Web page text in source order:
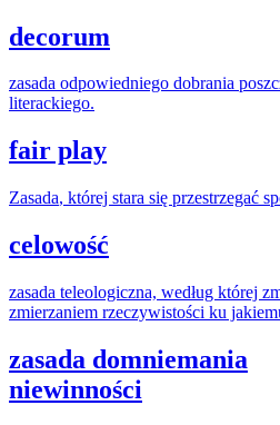
decorum
zasada odpowiedniego dobrania
literackiego.
fair play
Zasada, której stara się przestrzegać
celowość
zasada teleologiczna, według której
zmierzaniem rzeczywistości ku
zasada domniemania
niewinności